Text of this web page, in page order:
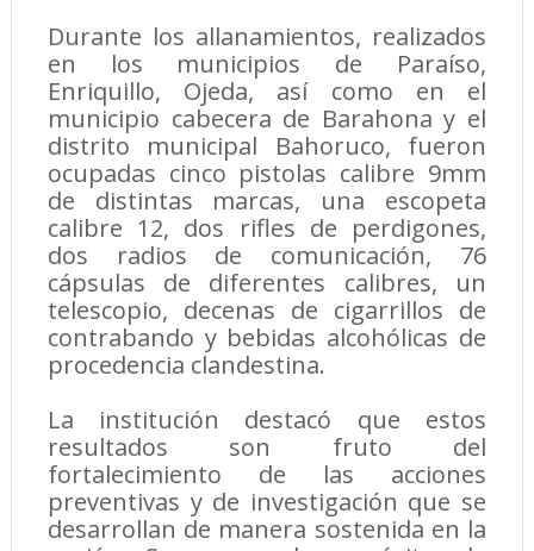
Durante los allanamientos, realizados
en los municipios de Paraíso,
Enriquillo, Ojeda, así como en el
municipio cabecera de Barahona y el
distrito municipal Bahoruco, fueron
ocupadas cinco pistolas calibre 9mm
de distintas marcas, una escopeta
calibre 12, dos rifles de perdigones,
dos radios de comunicación, 76
cápsulas de diferentes calibres, un
telescopio, decenas de cigarrillos de
contrabando y bebidas alcohólicas de
procedencia clandestina.
La institución destacó que estos
resultados son fruto del
fortalecimiento de las acciones
preventivas y de investigación que se
desarrollan de manera sostenida en la